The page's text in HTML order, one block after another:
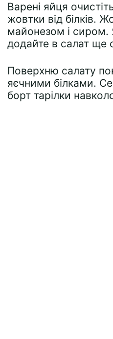
Варені яйця
жовтки від білків.
майонезом і сиром.
додайте в салат
Поверхню салату
яєчними білками.
борт тарілки